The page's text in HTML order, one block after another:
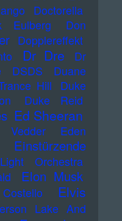
Doctorella
Eulberg
Don
Dopplereffekt
Dr Dre
Dr
DSDS
Duane
Hill
Duke
Duke Reid
Ed Sheeran
Vedder
Eden
Einstürzende
Orchestra
Elon Musk
Elvis
Lake And